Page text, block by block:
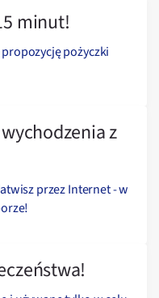
minut!
pożyczki
z
przez Internet - w